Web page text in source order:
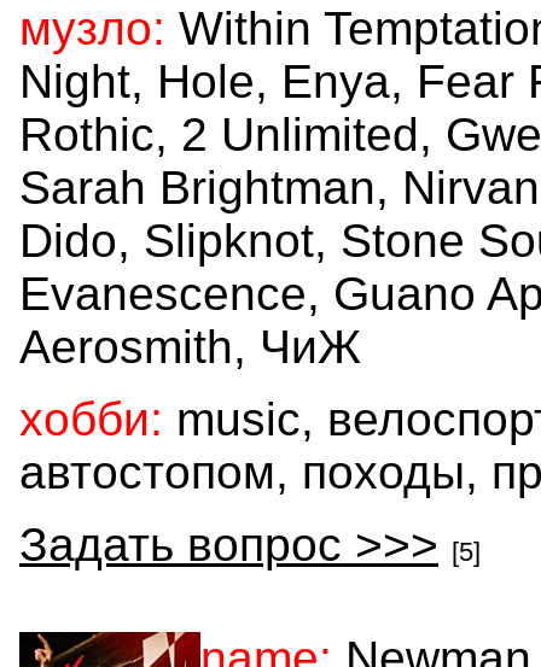
музло: Within
Night, Hole, Enya, Fear
Rothic, 2 Unlimited,
Sarah Brightman,
Dido, Slipknot, Stone
Evanescence, Guano
Aerosmith, ЧиЖ
хобби: music,
автостопом, походы,
Задать вопрос >>> [5]